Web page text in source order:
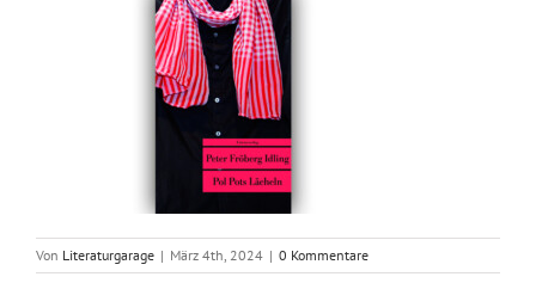
Von Literaturgarage | März 4th, 2024 | 0 Kommentare